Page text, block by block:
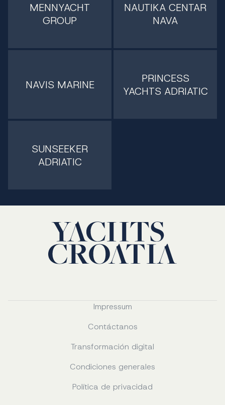
MENNYACHT
GROUP
NAUTIKA CENTAR
NAVA
NAVIS MARINE
PRINCESS
YACHTS ADRIATIC
SUNSEEKER
ADRIATIC
Impressum
Contáctanos
Transformación digital
Condiciones generales
Política de privacidad